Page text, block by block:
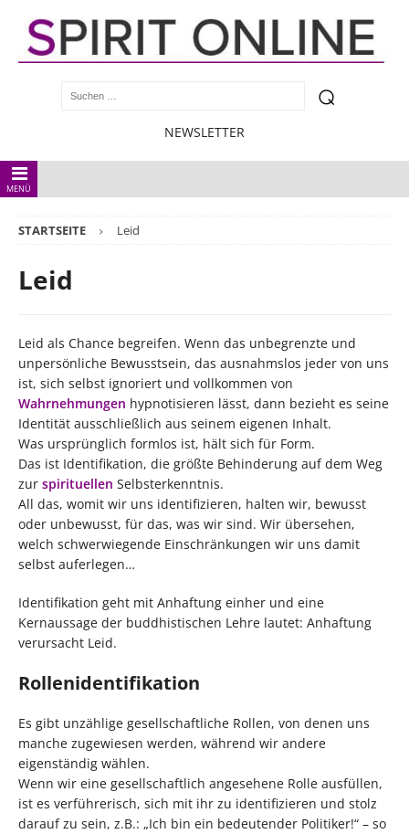
NEWSLETTER
MENÜ
STARTSEITE Leid
Leid
Leid als Chance begreifen. Wenn das unbegrenzte und
unpersönliche Bewusstsein, das ausnahmslos jeder von uns
ist, sich selbst ignoriert und vollkommen von
Wahrnehmungen hypnotisieren lässt, dann bezieht es seine
Identität ausschließlich aus seinem eigenen Inhalt.
Was ursprünglich formlos ist, hält sich für Form.
Das ist Identifikation, die größte Behinderung auf dem Weg
zur spirituellen Selbsterkenntnis.
All das, womit wir uns identifizieren, halten wir, bewusst
oder unbewusst, für das, was wir sind. Wir übersehen,
welch schwerwiegende Einschränkungen wir uns damit
selbst auferlegen…
Identifikation geht mit Anhaftung einher und eine
Kernaussage der buddhistischen Lehre lautet: Anhaftung
verursacht Leid.
Rollenidentifikation
Es gibt unzählige gesellschaftliche Rollen, von denen uns
manche zugewiesen werden, während wir andere
eigenständig wählen.
Wenn wir eine gesellschaftlich angesehene Rolle ausfüllen,
ist es verführerisch, sich mit ihr zu identifizieren und stolz
darauf zu sein, z.B.: „Ich bin ein bedeutender Politiker!“ – so